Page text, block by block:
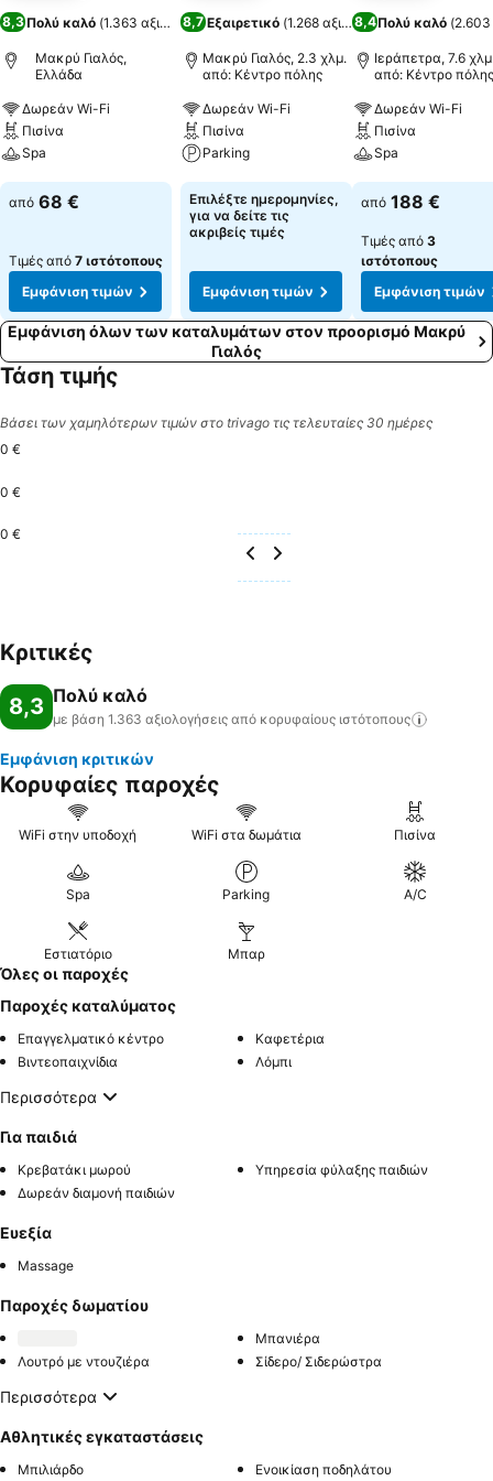
8,3 Πολύ καλό (1.363 αξιολογήσεις)
Μακρύ Γιαλός,
Ελλάδα
Δωρεάν Wi-Fi
Πισίνα
Spa
Εμφάνιση τιμών
από 68 €
Τιμές από 7 ιστότοπους
Εμφάνιση τιμών
8,7Εξαιρετικό (1.268 αξιολογήσεις)
Μακρύ Γιαλός, 2.3 χλμ.
από: Κέντρο πόλης
Δωρεάν Wi-Fi
Πισίνα
Parking
Εμφάνιση τιμών
Επιλέξτε ημερομηνίες,
για να δείτε τις
ακριβείς τιμές
Εμφάνιση τιμών
8,4Πολύ καλό (2.603
Ιεράπετρα, 7.6
από: Κέντρο πόλης
Δωρεάν Wi-Fi
Πισίνα
Spa
Εμφάνιση τιμών
από 188 €
Τιμές από 3
ιστότοπους
Εμφάνιση τιμών
Εμφάνιση όλων των καταλυμάτων στον προορισμό Μακρύ
Γιαλός
Τάση τιμής
Βάσει των χαμηλότερων τιμών στο trivago τις τελευταίες 30 ημέρες
0 €
0 €
0 €
Κριτικές
8,3 Πολύ καλό
με βάση 1.363 αξιολογήσεις από κορυφαίους ιστότοπους
Εμφάνιση κριτικών
Κορυφαίες παροχές
WiFi στην υποδοχή WiFi στα δωμάτια Πισίνα
Spa Parking A/C
Εστιατόριο Μπαρ
Όλες οι παροχές
Παροχές καταλύματος
Επαγγελματικό κέντρο
Καφετέρια
Βιντεοπαιχνίδια
Λόμπι
Περισσότερα
Για παιδιά
Κρεβατάκι μωρού
Υπηρεσία φύλαξης παιδιών
Δωρεάν διαμονή παιδιών
Ευεξία
Massage
Παροχές δωματίου
Μπανιέρα
Λουτρό με ντουζιέρα
Σίδερο/ Σιδερώστρα
Περισσότερα
Αθλητικές εγκαταστάσεις
Μπιλιάρδο Ενοικίαση ποδηλάτου